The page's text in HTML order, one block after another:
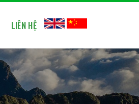
LIÊN HỆ